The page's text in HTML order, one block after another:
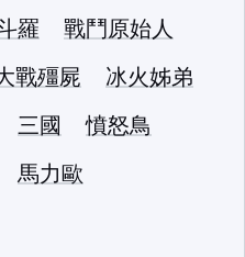
羅
戰鬥原始人
戰殭屍
冰火姊弟
三國
憤怒鳥
馬力歐